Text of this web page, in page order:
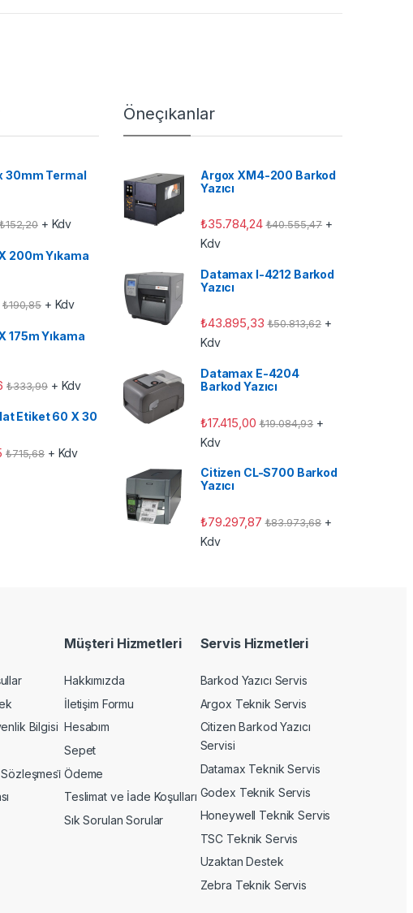
30mm Termal
₺152,20+ Kdv
200m Yıkama
₺190,85+ Kdv
175m Yıkama
₺333,99+ Kdv
Etiket 60 X 30
₺715,68+ Kdv
Öneçıkanlar
Argox XM4-200 Barkod
Yazıcı
₺35.784,24 ₺40.555,47 +
Kdv
Datamax I-4212 Barkod
Yazıcı
₺43.895,33 ₺50.813,62 +
Kdv
Datamax E-4204
Barkod Yazıcı
₺17.415,00 ₺19.084,93 +
Kdv
Citizen CL-S700 Barkod
Yazıcı
₺79.297,87 ₺83.973,68 +
Kdv
Bilgisi
Müşteri Hizmetleri
Hakkımızda
İletişim Formu
Hesabım
Sepet
Ödeme
Teslimat ve İade Koşulları
Sık Sorulan Sorular
Servis Hizmetleri
Barkod Yazıcı Servis
Argox Teknik Servis
Citizen Barkod Yazıcı
Servisi
Datamax Teknik Servis
Godex Teknik Servis
Honeywell Teknik Servis
TSC Teknik Servis
Uzaktan Destek
Zebra Teknik Servis